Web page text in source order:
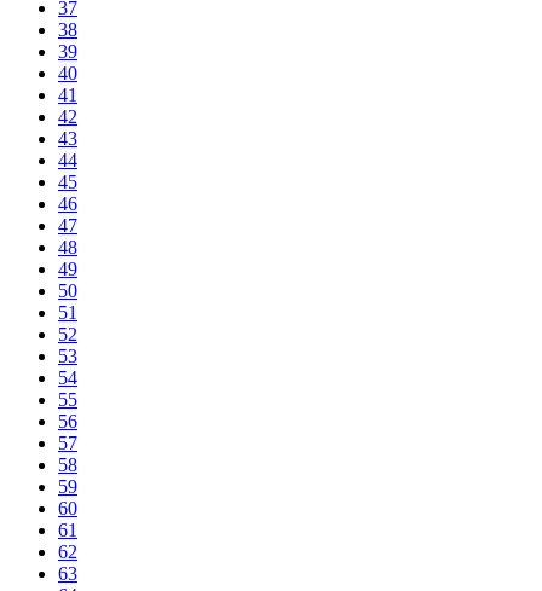
37
38
39
40
41
42
43
44
45
46
47
48
49
50
51
52
53
54
55
56
57
58
59
60
61
62
63